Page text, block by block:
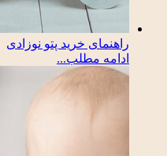
راهنمای خرید پتو نوزادی
ادامه مطلب...